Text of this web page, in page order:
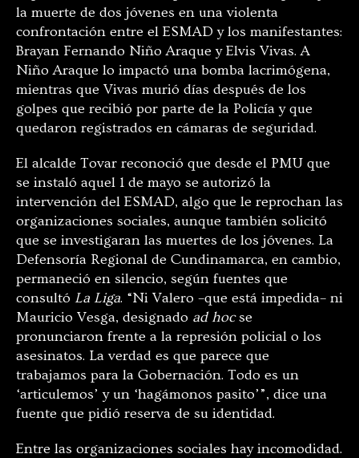
la muerte de dos jóvenes en una violenta
confrontación entre el ESMAD y los manifestantes:
Brayan Fernando Niño Araque y Elvis Vivas. A
Niño Araque lo impactó una bomba lacrimógena,
mientras que Vivas murió días después de los
golpes que recibió por parte de la Policía y que
quedaron registrados en cámaras de seguridad.
El alcalde Tovar reconoció que desde el PMU que
se instaló aquel 1 de mayo se autorizó la
intervención del ESMAD, algo que le reprochan las
organizaciones sociales, aunque también solicitó
que se investigaran las muertes de los jóvenes. La
Defensoría Regional de Cundinamarca, en cambio,
permaneció en silencio, según fuentes que
consultó La Liga. “Ni Valero –que está impedida– ni
Mauricio Vesga, designado ad hocse
pronunciaron frente a la represión policial o los
asesinatos. La verdad es que parece que
trabajamos para la Gobernación. Todo es un
‘articulemos’ y un ‘hagámonos pasito’”, dice una
fuente que pidió reserva de su identidad.
Entre las organizaciones sociales hay incomodidad.